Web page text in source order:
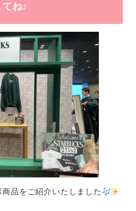
ね♪
商品をご紹介いたしました